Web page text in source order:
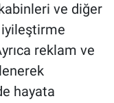
ve diğer
iyileştirme
reklam ve
hayata